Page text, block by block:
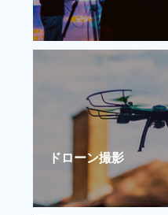
ドローン撮影